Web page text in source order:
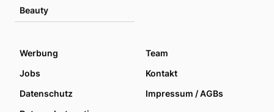
Beauty
Werbung
Team
Jobs
Kontakt
Datenschutz
Impressum / AGBs